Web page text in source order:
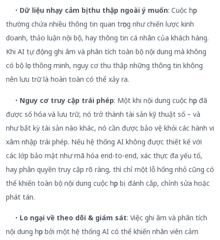
・Dữ liệu nhạy cảm bị thu thập ngoài ý muốn: Cuộc họp
thường chứa nhiều thông tin quan trọng như chiến lược kinh
doanh, thảo luận nội bộ, hay thông tin cá nhân của khách hàng.
Khi AI tự động ghi âm và phân tích toàn bộ nội dung mà không
có bộ lọc thông minh, nguy cơ thu thập những thông tin không
nên lưu trữ là hoàn toàn có thể xảy ra.
・Nguy cơ truy cập trái phép: Một khi nội dung cuộc họp đã
được số hóa và lưu trữ, nó trở thành tài sản kỹ thuật số – và
như bất kỳ tài sản nào khác, nó cần được bảo vệ khỏi các hành vi
xâm nhập trái phép. Nếu hệ thống AI không được thiết kế với
các lớp bảo mật như mã hóa end-to-end, xác thực đa yếu tố,
hay phân quyền truy cập rõ ràng, thì chỉ một lỗ hổng nhỏ cũng có
thể khiến toàn bộ nội dung cuộc họp bị đánh cắp, chỉnh sửa hoặc
phát tán.
・Lo ngại về theo dõi & giám sát: Việc ghi âm và phân tích
nội dung họp bởi một hệ thống AI có thể khiến nhân viên cảm